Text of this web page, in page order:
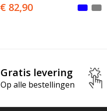
€ 82,90
Gratis levering
Op alle bestellingen